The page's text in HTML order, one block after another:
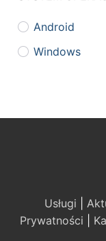
Android
Windows
Usługi
Prywatności